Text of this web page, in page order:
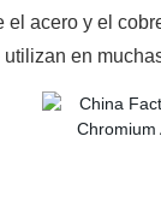
acero y el
en